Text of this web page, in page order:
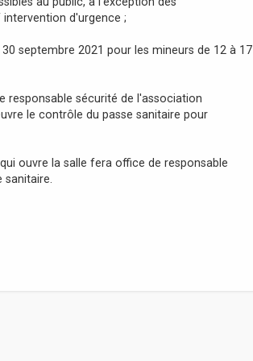
d'urgence ;
septembre 2021 pour les mineurs de 12 à 17
responsable sécurité de l'association
le contrôle du passe sanitaire pour
ouvre la salle fera office de responsable